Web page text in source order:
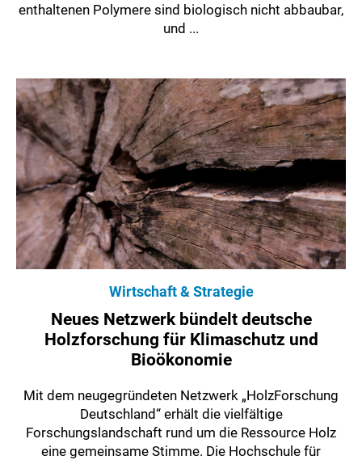
enthaltenen Polymere sind biologisch nicht abbaubar,
und ...
Wirtschaft & Strategie
Neues Netzwerk bündelt deutsche
Holzforschung für Klimaschutz und
Bioökonomie
Mit dem neugegründeten Netzwerk „HolzForschung
Deutschland“ erhält die vielfältige
Forschungslandschaft rund um die Ressource Holz
eine gemeinsame Stimme. Die Hochschule für